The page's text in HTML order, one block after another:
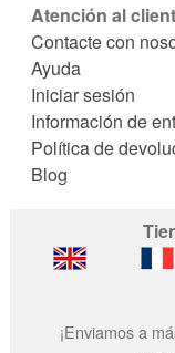
Atención al
Contacte con
Ayuda
Iniciar sesión
Información de
Política de
Blog
¡Enviamos a